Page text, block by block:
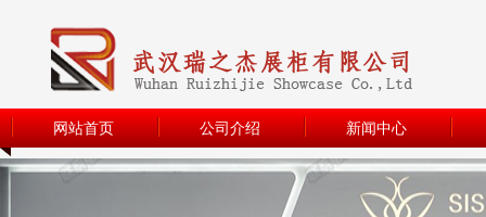
网站首页 公司介绍 新闻中心